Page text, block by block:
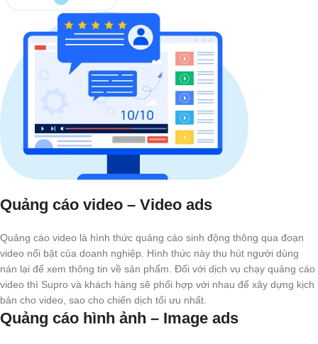
Quảng cáo video – Video ads
Quảng cáo video là hình thức quảng cáo sinh động thông qua đoạn
video nổi bật của doanh nghiệp. Hình thức này thu hút người dùng
nán lại để xem thông tin về sản phẩm. Đối với dịch vụ chạy quảng cáo
video thì Supro và khách hàng sẽ phối hợp với nhau để xây dựng kịch
bản cho video, sao cho chiến dịch tối ưu nhất.
Quảng cáo hình ảnh – Image ads